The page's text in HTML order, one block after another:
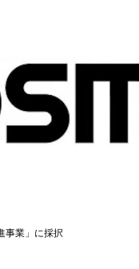
事業」に採択